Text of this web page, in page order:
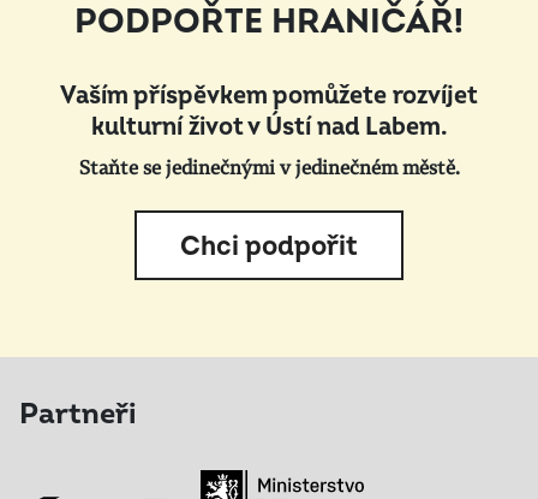
PODPOŘTE HRANIČÁŘ!
Vaším příspěvkem pomůžete rozvíjet
kulturní život v Ústí nad Labem.
Staňte se jedinečnými v jedinečném městě.
Chci podpořit
Partneři